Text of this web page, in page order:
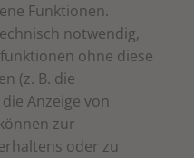
Funktionen.
notwendig,
ohne diese
(z. B. die
Anzeige von
zur
oder zu